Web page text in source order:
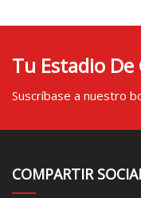
Tu Estadio
Suscríbase a nuestro
COMPARTIR